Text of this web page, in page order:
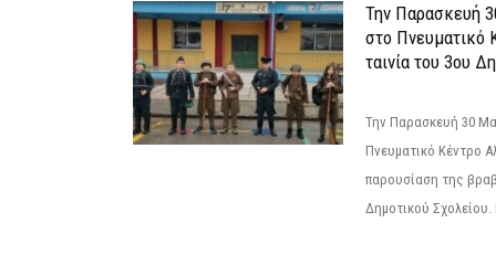
Την Παρασκευή
στο Πνευματικό
ταινία του 3ου
Την Παρασκευή 30
Πνευματικό Κέντρο
παρουσίαση της
Δημοτικού Σχολείου.